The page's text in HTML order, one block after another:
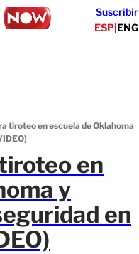
Suscribir
ESP|ENG
tiroteo en escuela de Oklahoma
en
y
en